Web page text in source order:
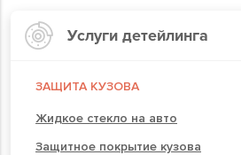
Услуги детейлинга
ЗАЩИТА КУЗОВА
Жидкое стекло на авто
Защитное покрытие кузова